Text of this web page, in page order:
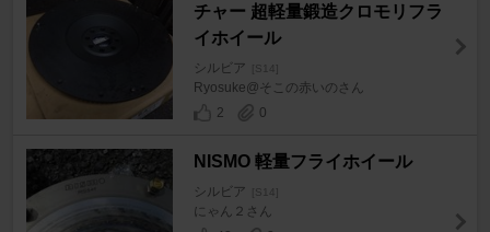
チャー 超軽量鍛造クロモリフラ
イホイール
シルビア [S14]
Ryosuke@そこの赤いのさん
2
0
NISMO 軽量フライホイール
シルビア [S14]
にゃん２さん